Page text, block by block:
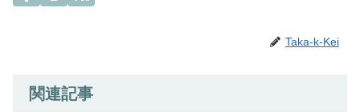
Taka-k-Kei
関連記事